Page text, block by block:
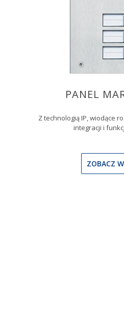
PANEL
Z technologią IP, wiodące
integracji i
ZOBACZ